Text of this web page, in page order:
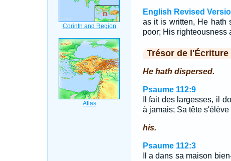
English Revised
as it is written, He hath
poor; His righteousness
Trésor de l'Écriture
He hath dispersed.
Psaume 112:9
Il fait des largesses, il
à jamais; Sa tête
his.
Psaume 112:3
Il a dans sa maison